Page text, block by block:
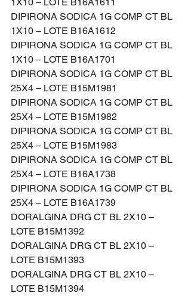
DIPIRONA SODICA 1G COMP CT BL
1X10 – LOTE B16A1612
DIPIRONA SODICA 1G COMP CT BL
1X10 – LOTE B16A1701
DIPIRONA SODICA 1G COMP CT BL
25X4 – LOTE B15M1981
DIPIRONA SODICA 1G COMP CT BL
25X4 – LOTE B15M1982
DIPIRONA SODICA 1G COMP CT BL
25X4 – LOTE B15M1983
DIPIRONA SODICA 1G COMP CT BL
25X4 – LOTE B16A1738
DIPIRONA SODICA 1G COMP CT BL
25X4 – LOTE B16A1739
DORALGINA DRG CT BL 2X10 –
LOTE B15M1392
DORALGINA DRG CT BL 2X10 –
LOTE B15M1393
DORALGINA DRG CT BL 2X10 –
LOTE B15M1394